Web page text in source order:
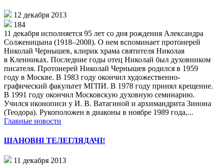
12 декабря 2013
184
11 декабря исполняется 95 лет со дня рождения Александра
Солженицына (1918–2008). О нем вспоминает протоиерей
Николай Чернышев, клирик храма святителя Николая
в Кленниках. Последние годы отец Николай был духовником
писателя. Протоиерей Николай Чернышев родился в 1959
году в Москве. В 1983 году окончил художественно-
графический факультет МГПИ. В 1978 году принял крещение.
В 1991 году окончил Московскую духовную семинарию.
Учился иконописи у И. В. Ватагиной и архимандрита Зинона
(Теодора). Рукоположен в диаконы в ноябре 1989 года,...
Главные новости
ШАНОВНI ТЕЛЕГЛЯДАЧI!
11 декабря 2013